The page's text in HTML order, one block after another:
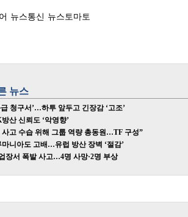
뉴스통신 뉴스토마토
뉴스
청구서’…하투 앞두고 긴장감 ‘고조’
산 신뢰도 ‘악영향’
사고 수습 위해 그룹 역량 총동원…TF 구성”
니아도 고배…유럽 방산 장벽 ‘절감’
장서 폭발 사고…4명 사망·2명 부상